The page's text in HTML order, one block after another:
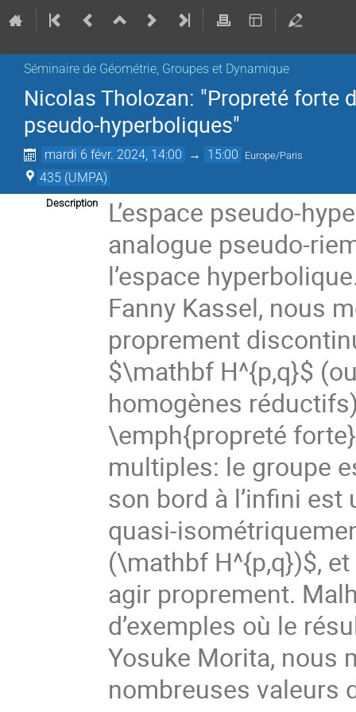
Séminaire de Géométrie, Groupes et Dynamique
Nicolas Tholozan: "Propreté forte
pseudo-hyperboliques"
mardi 6 févr. 2024, 14:00 → 15:00 Europe/Paris
435 (UMPA)
Description
L’espace pseudo-
analogue pseudo-
l’espace
Fanny Kassel, nous
proprement
$\mathbf H^{p,q}$
homogènes
\emph{propreté
multiples: le groupe
son bord à l’infini
quasi-
(\mathbf H^{p,q})$,
agir proprement.
d’exemples où le
Yosuke Morita, nous
nombreuses valeurs